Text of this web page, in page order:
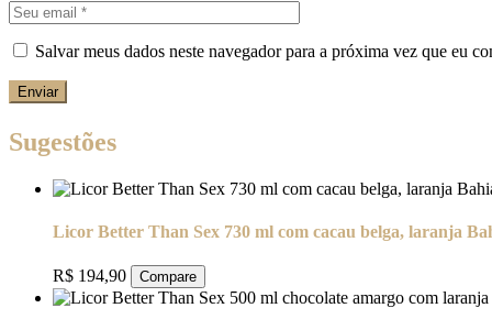
Salvar meus dados neste navegador para a próxima vez que eu
Enviar
Sugestões
Licor Better Than Sex 730 ml com cacau belga, laranja
R$ 194,90 Compare